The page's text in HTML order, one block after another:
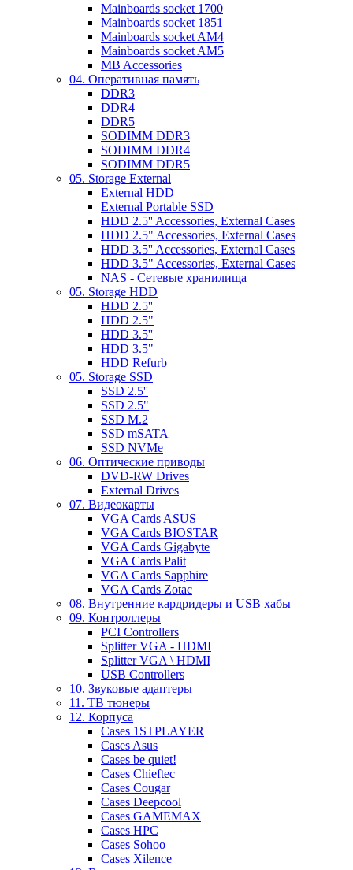
Mainboards socket 1700
Mainboards socket 1851
Mainboards socket AM4
Mainboards socket AM5
MB Accessories
04. Оперативная память
DDR3
DDR4
DDR5
SODIMM DDR3
SODIMM DDR4
SODIMM DDR5
05. Storage External
External HDD
External Portable SSD
HDD 2.5'' Accessories, External Cases
HDD 2.5" Accessories, External Cases
HDD 3.5'' Accessories, External Cases
HDD 3.5" Accessories, External Cases
NAS - Сетевые хранилища
05. Storage HDD
HDD 2.5''
HDD 2.5"
HDD 3.5''
HDD 3.5"
HDD Refurb
05. Storage SSD
SSD 2.5''
SSD 2.5"
SSD M.2
SSD mSATA
SSD NVMe
06. Оптические приводы
DVD-RW Drives
External Drives
07. Видеокарты
VGA Cards ASUS
VGA Cards BIOSTAR
VGA Cards Gigabyte
VGA Cards Palit
VGA Cards Sapphire
VGA Cards Zotac
08. Внутренние кардридеры и USB хабы
09. Контроллеры
PCI Controllers
Splitter VGA - HDMI
Splitter VGA \ HDMI
USB Controllers
10. Звуковые адаптеры
11. ТВ тюнеры
12. Корпуса
Cases 1STPLAYER
Cases Asus
Cases be quiet!
Cases Chieftec
Cases Cougar
Cases Deepcool
Cases GAMEMAX
Cases HPC
Cases Sohoo
Cases Xilence